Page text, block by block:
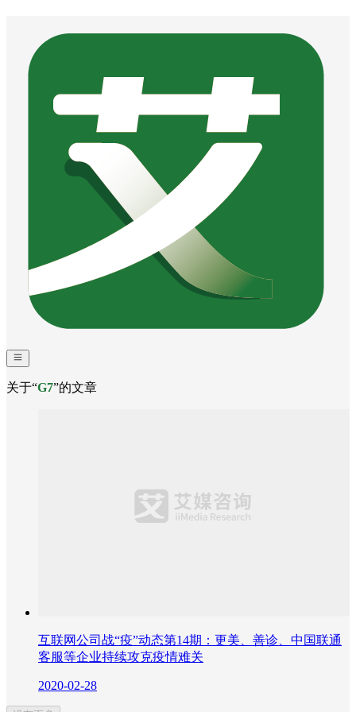
关于“G7”的文章
互联网公司战“疫”动态第14期：更美、善诊、中国联通
客服等企业持续攻克疫情难关
2020-02-28